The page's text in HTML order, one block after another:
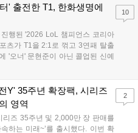
' 출전한 T1, 한화생명에
행된 '2026 LoL 챔피언스 코리아
츠가 T1을 2:1로 꺾고 3연패 탈출
'오너' 문현준이 아닌 콜업된 신예
결국 1:2로 패배하고 말았다. T1은
10
Y' 35주년 확장팩, 시리즈
영역
즈 35주년 및 2,000만 장 판매를
하는 미래~’를 출시했다. 이번 확
2